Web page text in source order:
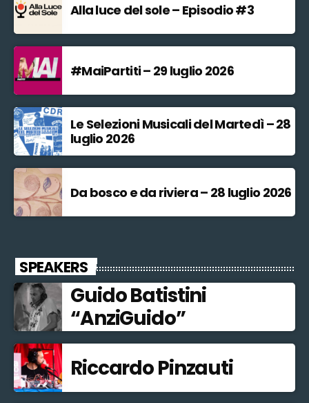
Alla luce del sole – Episodio #3
#MaiPartiti – 29 luglio 2026
Le Selezioni Musicali del Martedì – 28
luglio 2026
Da bosco e da riviera – 28 luglio 2026
SPEAKERS
Guido Batistini
“AnziGuido”
Riccardo Pinzauti